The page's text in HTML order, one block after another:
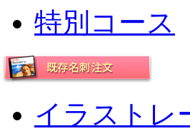
特別コース
イラストレ